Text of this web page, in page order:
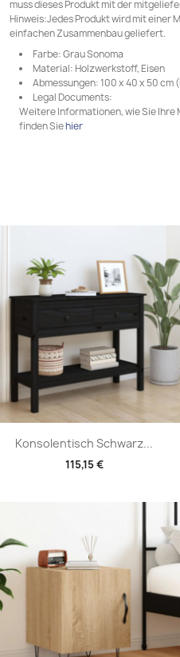
muss dieses Produkt mit der
Hinweis:Jedes Produkt wird mit einer
einfachen Zusammenbau geliefert.
Farbe: Grau Sonoma
Material: Holzwerkstoff, Eisen
Abmessungen: 100 x 40 x 50 cm
Legal Documents:
Weitere Informationen, wie Sie Ihre
finden Siehier
Konsolentisch Schwarz...
115,15 €
Vorschau